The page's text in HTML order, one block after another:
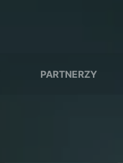
PARTNERZY